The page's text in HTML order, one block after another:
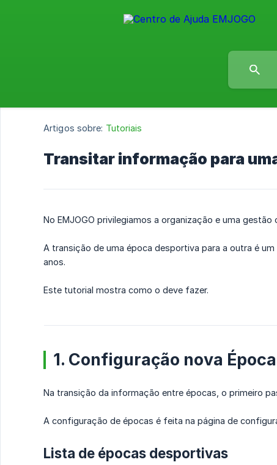
Artigos sobre: Tutoriais
Transitar informação para
No EMJOGO privilegiamos a organização e uma
A transição de uma época desportiva para a outra é
anos.
Este tutorial mostra como o deve fazer.
1. Configuração nova
Na transição da informação entre épocas, o primeiro
A configuração de épocas é feita na página de
Lista de épocas desportivas